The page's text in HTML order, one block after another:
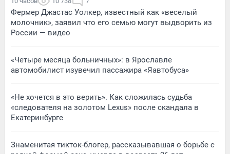
Фермер Джастас Уолкер, известный как «веселый
молочник», заявил что его семью могут выдворить из
России — видео
«Четыре месяца больничных»: в Ярославле
автомобилист изувечил пассажира «Яавтобуса»
«Не хочется в это верить». Как сложилась судьба
«следователя на золотом Lexus» после скандала в
Екатеринбурге
Знаменитая тикток-блогер, рассказывавшая о борьбе с